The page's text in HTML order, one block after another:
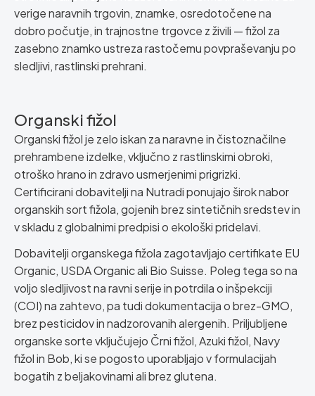
verige naravnih trgovin, znamke, osredotočene na
dobro počutje, in trajnostne trgovce z živili — fižol za
zasebno znamko ustreza rastočemu povpraševanju po
sledljivi, rastlinski prehrani.
Organski fižol
Organski fižol je zelo iskan za naravne in čistoznačilne
prehrambene izdelke, vključno z rastlinskimi obroki,
otroško hrano in zdravo usmerjenimi prigrizki.
Certificirani dobavitelji na Nutradi ponujajo širok nabor
organskih sort fižola, gojenih brez sintetičnih sredstev in
v skladu z globalnimi predpisi o ekološki pridelavi.
Dobavitelji organskega fižola zagotavljajo certifikate EU
Organic, USDA Organic ali Bio Suisse. Poleg tega so na
voljo sledljivost na ravni serije in potrdila o inšpekciji
(COI) na zahtevo, pa tudi dokumentacija o brez-GMO,
brez pesticidov in nadzorovanih alergenih. Priljubljene
organske sorte vključujejo Črni fižol, Azuki fižol, Navy
fižol in Bob, ki se pogosto uporabljajo v formulacijah
bogatih z beljakovinami ali brez glutena.